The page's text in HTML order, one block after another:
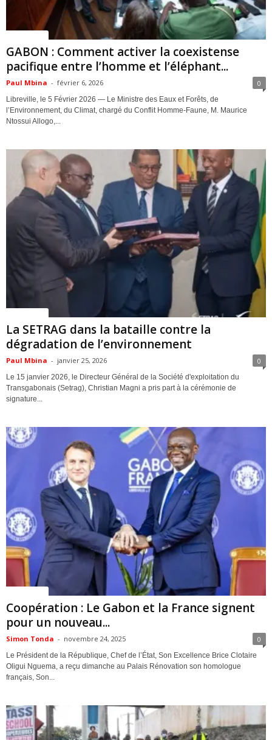
GABON : Comment activer la coexistense
pacifique entre l’homme et l’éléphant...
Paul Mbina - février 6, 2026 0
Libreville, le 5 Février 2026 — Le Ministre des Eaux et Forêts, de
l’Environnement, du Climat, chargé du Conflit Homme-Faune, M. Maurice
Ntossui Allogo,...
La SETRAG dans la bataille contre la
dégradation de l’environnement
Paul Mbina - janvier 25, 2026 0
Le 15 janvier 2026, le Directeur Général de la Société d'exploitation du
Transgabonais (Setrag), Christian Magni a pris part à la cérémonie de
signature...
Coopération : Le Gabon et la France signent
pour un nouveau...
Simon Tonda - novembre 24, 2025 0
Le Président de la République, Chef de l’État, Son Excellence Brice Clotaire
Oligui Nguema, a reçu dimanche au Palais Rénovation son homologue
français, Son...